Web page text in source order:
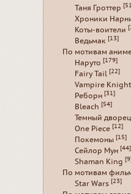
Таня Гроттер
Хроники
Коты-воители
Ведьмак [13]
По мотивам
Наруто [179]
Fairy Tail [22]
Vampire Knight
Реборн [31]
Bleach [54]
Темный
One Piece [12]
Покемоны [15]
Сейлор Мун [44]
Shaman King [9]
По мотивам
Star Wars [23]